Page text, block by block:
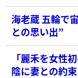
海老蔵 五輪で
との思い出”
「麗禾を女性
陰に妻との約束